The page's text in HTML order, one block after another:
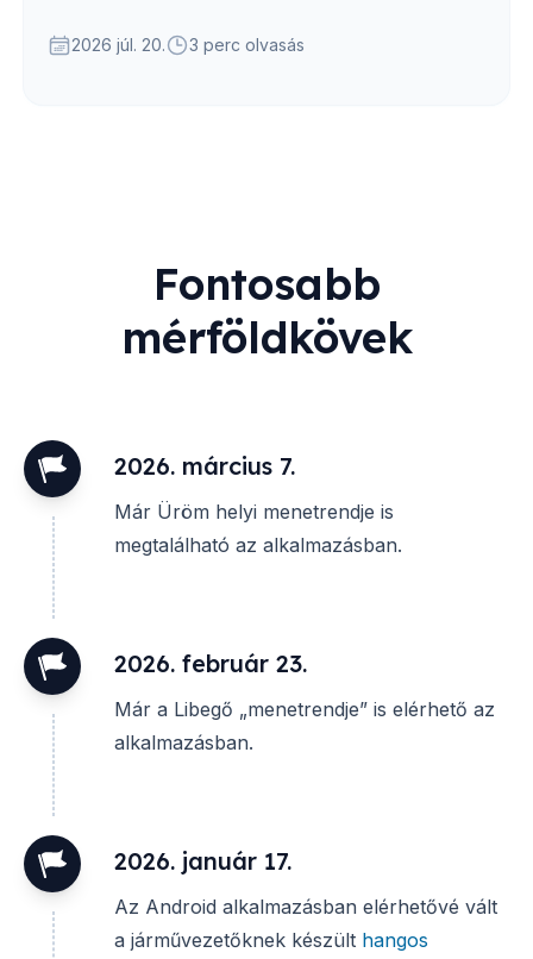
2026 júl. 20. 3 perc olvasás
Fontosabb
mérföldkövek
2026. március 7.
Már Üröm helyi menetrendje is
megtalálható az alkalmazásban.
2026. február 23.
Már a Libegő „menetrendje” is elérhető az
alkalmazásban.
2026. január 17.
Az Android alkalmazásban elérhetővé vált
a járművezetőknek készült hangos